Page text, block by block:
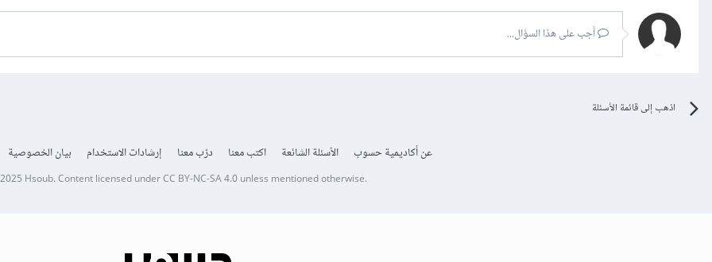
أجب على هذا السؤال...
اذهب إلى قائمة الأسئلة
عن أكاديمية حسوب الأسئلة الشائعة اكتب معنا درّب معنا إرشادات الاستخدام بيان الخصوصية
Hsoub.Content licensed underCC BY-NC-SA 4.0unless mentioned otherwise.